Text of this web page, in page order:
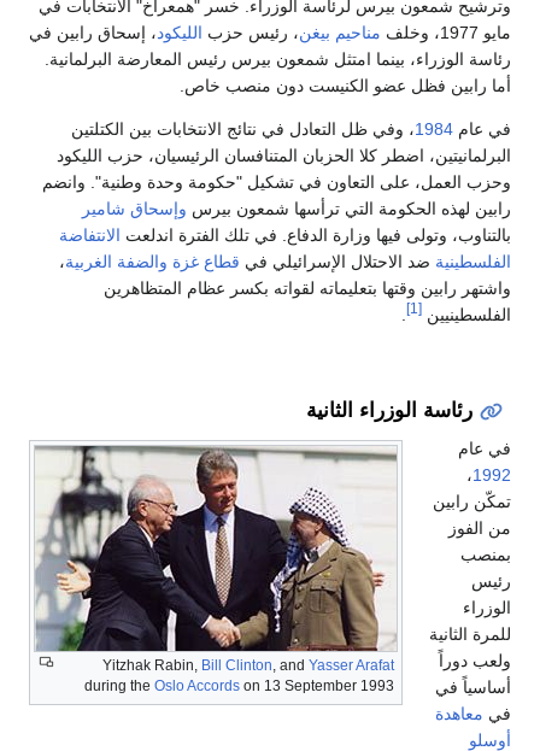
وترشيح شمعون بيرس لرئاسة الوزراء. خسر "همعراخ" الانتخابات في
مايو 1977، وخلف
مناحيم بيغن، رئيس حزب الليكود، إسحاق رابين في
رئاسة الوزراء، بينما امتثل شمعون بيرس رئيس المعارضة البرلمانية.
أما رابين فظل عضو الكنيست دون منصب خاص.
في عام 1984، وفي ظل التعادل في نتائج الانتخابات بين الكتلتين
البرلمانيتين، اضطر كلا الحزبان المتنافسان الرئيسيان، حزب الليكود
وحزب العمل، على التعاون في تشكيل "حكومة وحدة وطنية". وانضم
رابين لهذه الحكومة التي ترأسها شمعون بيرس وإسحاق شامير
بالتناوب، وتولى فيها وزارة الدفاع. في تلك الفترة اندلعت الانتفاضة
الفلسطينية ضد الاحتلال الإسرائيلي في قطاع غزة والضفة الغربية،
واشتهر رابين وقتها بتعليماته لقواته بكسر عظام المتظاهرين
الفلسطينيين [1]
رئاسة الوزراء الثانية
Yitzhak Rabin, Bill Clinton, and Yasser Arafat
during the Oslo Accords on 13 September 1993
في عام
1992،
تمكّن رابين
من الفوز
بمنصب
رئيس
الوزراء
للمرة الثانية
ولعب دوراً
أساسياً في
في معاهدة
أوسلو